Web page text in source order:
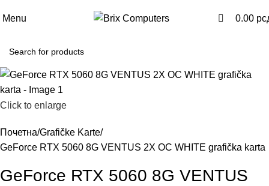
Menu 0.00
Click to enlarge
Почетна Grafičke Karte
GeForce RTX 5060 8G VENTUS 2X OC WHITE grafička karta
GeForce RTX 5060 8G VENTUS